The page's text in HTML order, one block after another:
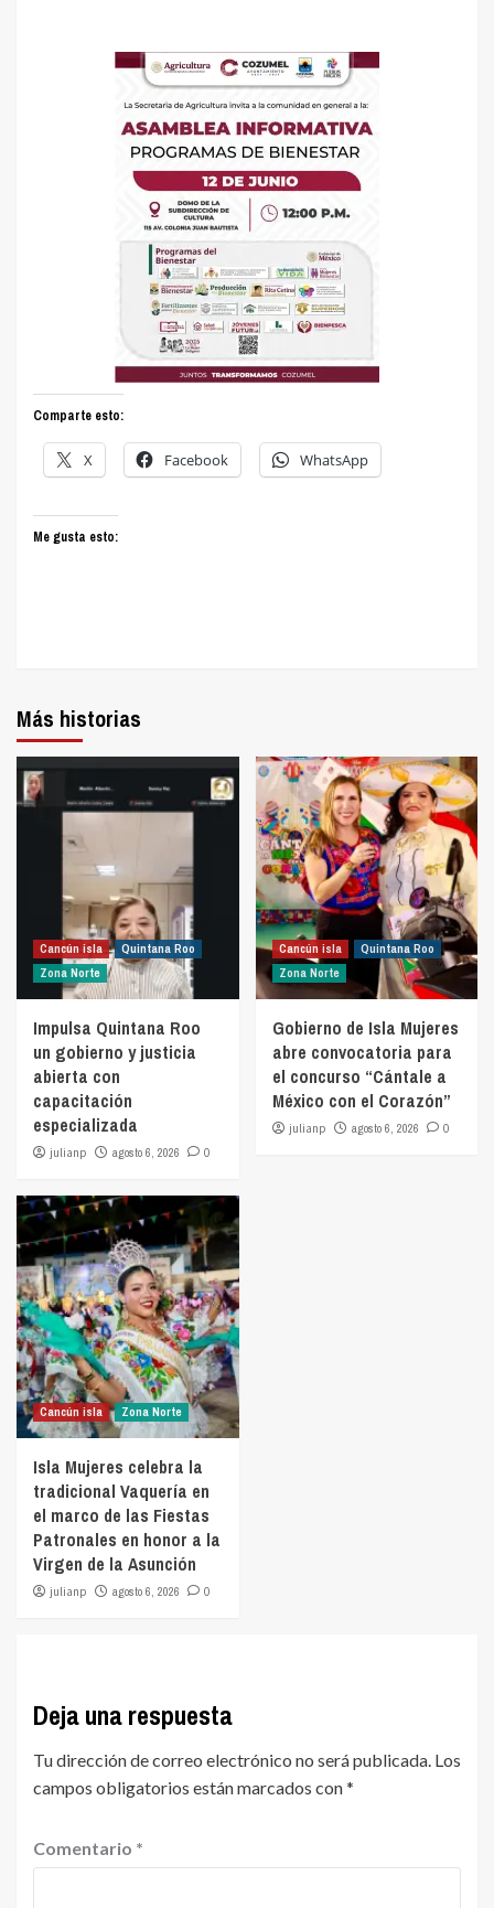
Comparte esto:
X Facebook WhatsApp
Me gusta esto:
Más historias
Cancún isla
Quintana Roo
Zona Norte
Impulsa Quintana Roo
un gobierno y justicia
abierta con
capacitación
especializada
julianp agosto 6, 2026 0
Cancún isla
Quintana Roo
Zona Norte
Gobierno de Isla Mujeres
abre convocatoria para
el concurso “Cántale a
México con el Corazón”
julianp agosto 6, 2026 0
Cancún isla Zona Norte
Isla Mujeres celebra la
tradicional Vaquería en
el marco de las Fiestas
Patronales en honor a la
Virgen de la Asunción
julianp agosto 6, 2026 0
Deja una respuesta
Tu dirección de correo electrónico no será publicada. Los
campos obligatorios están marcados con*
Comentario *